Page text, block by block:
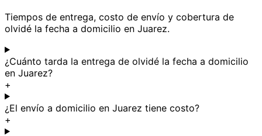
Tiempos de entrega, costo de envío y cobertura de
olvidé la fecha a domicilio en Juarez.
¿Cuánto tarda la entrega de olvidé la fecha a domicilio
en Juarez?
+
¿El envío a domicilio en Juarez tiene costo?
+